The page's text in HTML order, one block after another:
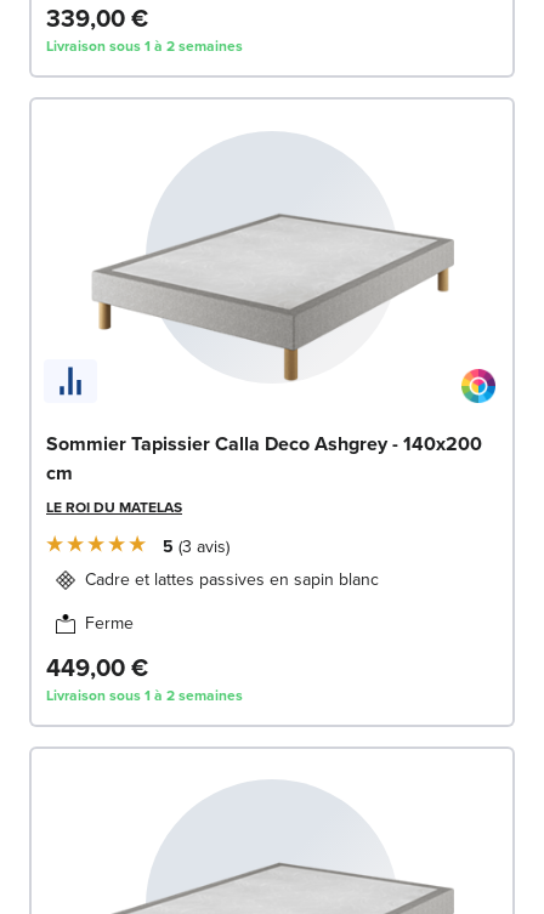
339,00 €
Livraison sous 1 à 2 semaines
Sommier Tapissier Calla Deco Ashgrey - 140x200
cm
LE ROI DU MATELAS
5 3 avis
Cadre et lattes passives en sapin blanc
Ferme
449,00 €
Livraison sous 1 à 2 semaines